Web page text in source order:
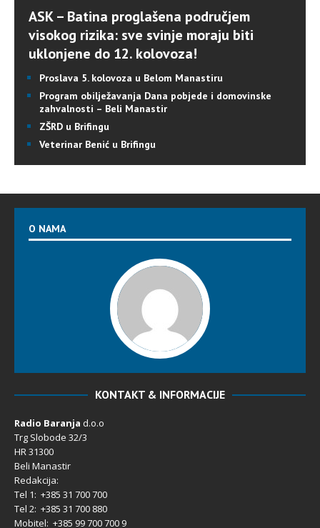
ASK – Batina proglašena područjem
visokog rizika: sve svinje moraju biti
uklonjene do 12. kolovoza!
Proslava 5. kolovoza u Belom Manastiru
Program obilježavanja Dana pobjede i domovinske
zahvalnosti – Beli Manastir
ZŠRD u Brifingu
Veterinar Benić u Brifingu
O NAMA
KONTAKT & INFORMACIJE
Radio Baranja d.o.o
Trg Slobode 32/3
HR 31300
Beli Manastir
Redakcija:
Tel 1: +385 31 700 700
Tel 2: +385 31 700 880
Mobitel: +385 99 700 700 9